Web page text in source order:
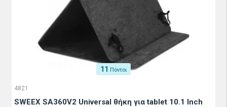
11 Πόντοι
4821
SWEEX SA360V2 Universal θήκη για tablet 10.1 Inch